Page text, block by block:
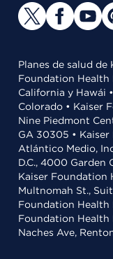
Planes de salud de
Foundation Health
California y Hawái
Colorado • Kaiser
Nine Piedmont
GA 30305 •
Atlántico Medio,
D.C., 4000 Garden
Kaiser Foundation
Multnomah St.,
Foundation Health
Foundation Health
Naches Ave,